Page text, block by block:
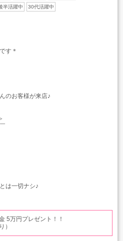
半活躍中 30代活躍中
す＊
のお客様が来店♪
は一切ナシ♪
5万円プレゼント！！
）